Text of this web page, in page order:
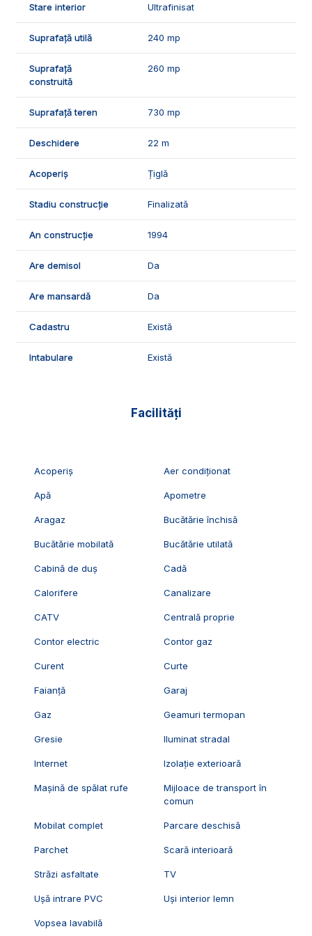
vizionari, va stam cu drag la dispozitie, Echipa Exclusiv
Imobiliare Alba!
ID Exclusiv - 2231937
Stare interior Ultrafinisat
Suprafață utilă 240 mp
Suprafață
construită
260 mp
Suprafață teren 730 mp
Deschidere 22 m
Acoperiș Țiglă
Stadiu construcție Finalizată
An construcție 1994
Are demisol Da
Are mansardă Da
Cadastru Există
Intabulare Există
Facilități
Acoperiș Aer condiționat
Apă Apometre
Aragaz Bucătărie închisă
Bucătărie mobilată Bucătărie utilată
Cabină de duș Cadă
Calorifere Canalizare
CATV Centrală proprie
Contor electric Contor gaz
Curent Curte
Faianță Garaj
Gaz Geamuri termopan
Gresie Iluminat stradal
Internet Izolație exterioară
Mașină de spălat rufe
Mijloace de transport în
comun
Mobilat complet Parcare deschisă
Parchet Scară interioară
Străzi asfaltate TV
Ușă intrare PVC Uși interior lemn
Vopsea lavabilă